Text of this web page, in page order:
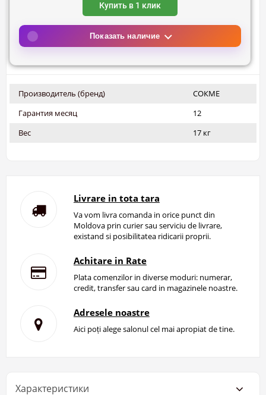
Купить в 1 клик
Показать наличие
Производитель (бренд)
СОКМЕ
Гарантия месяц
12
Вес
17 кг
Livrare in tota tara
Va vom livra comanda in orice punct din
Moldova prin curier sau serviciu de livrare,
existand si posibilitatea ridicarii proprii.
Achitare in Rate
Plata comenzilor in diverse moduri: numerar,
credit, transfer sau card in magazinele noastre.
Adresele noastre
Aici poți alege salonul cel mai apropiat de tine.
Характеристики